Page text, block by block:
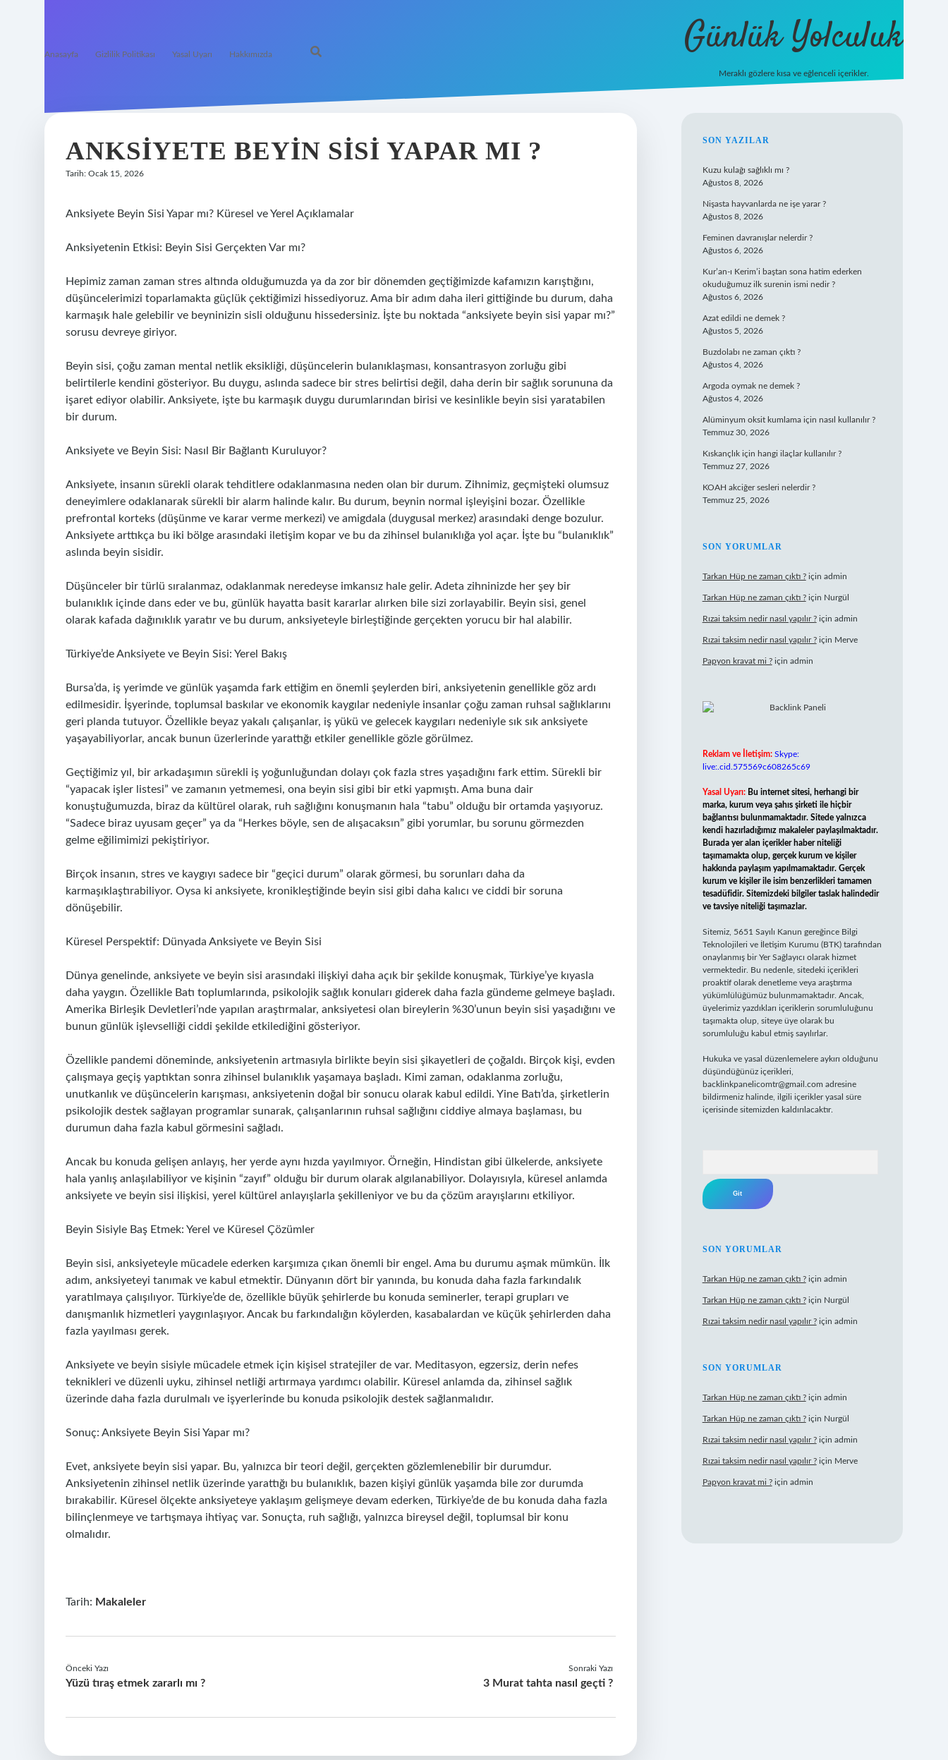
Anasayfa Gizlilik Politikası Yasal Uyarı Hakkımızda Günlük Yolculuk
Meraklı gözlere kısa ve eğlenceli içerikler.
ANKSIYETE BEYIN SISI YAPAR MI ?
Tarih: Ocak 15, 2026
Anksiyete Beyin Sisi Yapar mı? Küresel ve Yerel Açıklamalar
Anksiyetenin Etkisi: Beyin Sisi Gerçekten Var mı?
Hepimiz zaman zaman stres altında olduğumuzda ya da zor bir dönemden geçtiğimizde kafamızın karıştığını,
düşüncelerimizi toparlamakta güçlük çektiğimizi hissediyoruz. Ama bir adım daha ileri gittiğinde bu durum, daha
karmaşık hale gelebilir ve beyninizin sisli olduğunu hissedersiniz. İşte bu noktada “anksiyete beyin sisi yapar mı?”
sorusu devreye giriyor.
Beyin sisi, çoğu zaman mental netlik eksikliği, düşüncelerin bulanıklaşması, konsantrasyon zorluğu gibi
belirtilerle kendini gösteriyor. Bu duygu, aslında sadece bir stres belirtisi değil, daha derin bir sağlık sorununa da
işaret ediyor olabilir. Anksiyete, işte bu karmaşık duygu durumlarından birisi ve kesinlikle beyin sisi yaratabilen
bir durum.
Anksiyete ve Beyin Sisi: Nasıl Bir Bağlantı Kuruluyor?
Anksiyete, insanın sürekli olarak tehditlere odaklanmasına neden olan bir durum. Zihnimiz, geçmişteki olumsuz
deneyimlere odaklanarak sürekli bir alarm halinde kalır. Bu durum, beynin normal işleyişini bozar. Özellikle
prefrontal korteks (düşünme ve karar verme merkezi) ve amigdala (duygusal merkez) arasındaki denge bozulur.
Anksiyete arttıkça bu iki bölge arasındaki iletişim kopar ve bu da zihinsel bulanıklığa yol açar. İşte bu “bulanıklık”
aslında beyin sisidir.
Düşünceler bir türlü sıralanmaz, odaklanmak neredeyse imkansız hale gelir. Adeta zihninizde her şey bir
bulanıklık içinde dans eder ve bu, günlük hayatta basit kararlar alırken bile sizi zorlayabilir. Beyin sisi, genel
olarak kafada dağınıklık yaratır ve bu durum, anksiyeteyle birleştiğinde gerçekten yorucu bir hal alabilir.
Türkiye’de Anksiyete ve Beyin Sisi: Yerel Bakış
Bursa’da, iş yerimde ve günlük yaşamda fark ettiğim en önemli şeylerden biri, anksiyetenin genellikle göz ardı
edilmesidir. İşyerinde, toplumsal baskılar ve ekonomik kaygılar nedeniyle insanlar çoğu zaman ruhsal sağlıklarını
geri planda tutuyor. Özellikle beyaz yakalı çalışanlar, iş yükü ve gelecek kaygıları nedeniyle sık sık anksiyete
yaşayabiliyorlar, ancak bunun üzerlerinde yarattığı etkiler genellikle gözle görülmez.
Geçtiğimiz yıl, bir arkadaşımın sürekli iş yoğunluğundan dolayı çok fazla stres yaşadığını fark ettim. Sürekli bir
“yapacak işler listesi” ve zamanın yetmemesi, ona beyin sisi gibi bir etki yapmıştı. Ama buna dair
konuştuğumuzda, biraz da kültürel olarak, ruh sağlığını konuşmanın hala “tabu” olduğu bir ortamda yaşıyoruz.
“Sadece biraz uyusam geçer” ya da “Herkes böyle, sen de alışacaksın” gibi yorumlar, bu sorunu görmezden
gelme eğilimimizi pekiştiriyor.
Birçok insanın, stres ve kaygıyı sadece bir “geçici durum” olarak görmesi, bu sorunları daha da
karmaşıklaştırabiliyor. Oysa ki anksiyete, kronikleştiğinde beyin sisi gibi daha kalıcı ve ciddi bir soruna
dönüşebilir.
Küresel Perspektif: Dünyada Anksiyete ve Beyin Sisi
Dünya genelinde, anksiyete ve beyin sisi arasındaki ilişkiyi daha açık bir şekilde konuşmak, Türkiye’ye kıyasla
daha yaygın. Özellikle Batı toplumlarında, psikolojik sağlık konuları giderek daha fazla gündeme gelmeye başladı.
Amerika Birleşik Devletleri’nde yapılan araştırmalar, anksiyetesi olan bireylerin %30’unun beyin sisi yaşadığını ve
bunun günlük işlevselliği ciddi şekilde etkilediğini gösteriyor.
Özellikle pandemi döneminde, anksiyetenin artmasıyla birlikte beyin sisi şikayetleri de çoğaldı. Birçok kişi, evden
çalışmaya geçiş yaptıktan sonra zihinsel bulanıklık yaşamaya başladı. Kimi zaman, odaklanma zorluğu,
unutkanlık ve düşüncelerin karışması, anksiyetenin doğal bir sonucu olarak kabul edildi. Yine Batı’da, şirketlerin
psikolojik destek sağlayan programlar sunarak, çalışanlarının ruhsal sağlığını ciddiye almaya başlaması, bu
durumun daha fazla kabul görmesini sağladı.
Ancak bu konuda gelişen anlayış, her yerde aynı hızda yayılmıyor. Örneğin, Hindistan gibi ülkelerde, anksiyete
hala yanlış anlaşılabiliyor ve kişinin “zayıf” olduğu bir durum olarak algılanabiliyor. Dolayısıyla, küresel anlamda
anksiyete ve beyin sisi ilişkisi, yerel kültürel anlayışlarla şekilleniyor ve bu da çözüm arayışlarını etkiliyor.
Beyin Sisiyle Baş Etmek: Yerel ve Küresel Çözümler
Beyin sisi, anksiyeteyle mücadele ederken karşımıza çıkan önemli bir engel. Ama bu durumu aşmak mümkün. İlk
adım, anksiyeteyi tanımak ve kabul etmektir. Dünyanın dört bir yanında, bu konuda daha fazla farkındalık
yaratılmaya çalışılıyor. Türkiye’de de, özellikle büyük şehirlerde bu konuda seminerler, terapi grupları ve
danışmanlık hizmetleri yaygınlaşıyor. Ancak bu farkındalığın köylerden, kasabalardan ve küçük şehirlerden daha
fazla yayılması gerek.
Anksiyete ve beyin sisiyle mücadele etmek için kişisel stratejiler de var. Meditasyon, egzersiz, derin nefes
teknikleri ve düzenli uyku, zihinsel netliği artırmaya yardımcı olabilir. Küresel anlamda da, zihinsel sağlık
üzerinde daha fazla durulmalı ve işyerlerinde bu konuda psikolojik destek sağlanmalıdır.
Sonuç: Anksiyete Beyin Sisi Yapar mı?
Evet, anksiyete beyin sisi yapar. Bu, yalnızca bir teori değil, gerçekten gözlemlenebilir bir durumdur.
Anksiyetenin zihinsel netlik üzerinde yarattığı bu bulanıklık, bazen kişiyi günlük yaşamda bile zor durumda
bırakabilir. Küresel ölçekte anksiyeteye yaklaşım gelişmeye devam ederken, Türkiye’de de bu konuda daha fazla
bilinçlenmeye ve tartışmaya ihtiyaç var. Sonuçta, ruh sağlığı, yalnızca bireysel değil, toplumsal bir konu
olmalıdır.
Tarih: Makaleler
Önceki Yazı
Yüzü tıraş etmek zararlı mı ?
Sonraki Yazı
3 Murat tahta nasıl geçti ?
SIDEBAR
SON YAZILAR
Kuzu kulağı sağlıklı mı ?
Ağustos 8, 2026
Nişasta hayvanlarda ne işe yarar ?
Ağustos 8, 2026
Feminen davranışlar nelerdir ?
Ağustos 6, 2026
Kur’an-ı Kerim’i baştan sona hatim ederken
okuduğumuz ilk surenin ismi nedir ?
Ağustos 6, 2026
Azat edildi ne demek ?
Ağustos 5, 2026
Buzdolabı ne zaman çıktı ?
Ağustos 4, 2026
Argoda oymak ne demek ?
Ağustos 4, 2026
Alüminyum oksit kumlama için nasıl kullanılır ?
Temmuz 30, 2026
Kıskançlık için hangi ilaçlar kullanılır ?
Temmuz 27, 2026
KOAH akciğer sesleri nelerdir ?
Temmuz 25, 2026
SON YORUMLAR
Tarkan Hüp ne zaman çıktı ?için admin
Tarkan Hüp ne zaman çıktı ?için Nurgül
Rızai taksim nedir nasıl yapılır ?için admin
Rızai taksim nedir nasıl yapılır ?için Merve
Papyon kravat mi ?için admin
Reklam ve İletişim: Skype:
live:.cid.575569c608265c69
Yasal Uyarı: Bu internet sitesi, herhangi bir
marka, kurum veya şahıs şirketi ile hiçbir
bağlantısı bulunmamaktadır. Sitede yalnızca
kendi hazırladığımız makaleler paylaşılmaktadır.
Burada yer alan içerikler haber niteliği
taşımamakta olup, gerçek kurum ve kişiler
hakkında paylaşım yapılmamaktadır. Gerçek
kurum ve kişiler ile isim benzerlikleri tamamen
tesadüfidir. Sitemizdeki bilgiler taslak halindedir
ve tavsiye niteliği taşımazlar.
Sitemiz, 5651 Sayılı Kanun gereğince Bilgi
Teknolojileri ve İletişim Kurumu (BTK) tarafından
onaylanmış bir Yer Sağlayıcı olarak hizmet
vermektedir. Bu nedenle, sitedeki içerikleri
proaktif olarak denetleme veya araştırma
yükümlülüğümüz bulunmamaktadır. Ancak,
üyelerimiz yazdıkları içeriklerin sorumluluğunu
taşımakta olup, siteye üye olarak bu
sorumluluğu kabul etmiş sayılırlar.
Hukuka ve yasal düzenlemelere aykırı olduğunu
düşündüğünüz içerikleri,
backlinkpanelicomtr@gmail.com adresine
bildirmeniz halinde, ilgili içerikler yasal süre
içerisinde sitemizden kaldırılacaktır.
SON YORUMLAR
Tarkan Hüp ne zaman çıktı ?için admin
Tarkan Hüp ne zaman çıktı ?için Nurgül
Rızai taksim nedir nasıl yapılır ?için admin
SON YORUMLAR
Tarkan Hüp ne zaman çıktı ?için admin
Tarkan Hüp ne zaman çıktı ?için Nurgül
Rızai taksim nedir nasıl yapılır ?için admin
Rızai taksim nedir nasıl yapılır ?için Merve
Papyon kravat mi ?için admin